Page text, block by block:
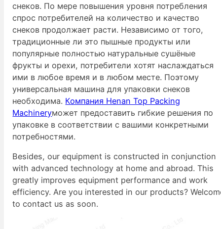
снеков. По мере повышения уровня потребления
спрос потребителей на количество и качество
снеков продолжает расти. Независимо от того,
традиционные ли это пышные продукты или
популярные полностью натуральные сушёные
фрукты и орехи, потребители хотят наслаждаться
ими в любое время и в любом месте. Поэтому
универсальная машина для упаковки снеков
необходима. Компания Henan Top Packing
Machineryможет предоставить гибкие решения по
упаковке в соответствии с вашими конкретными
потребностями.
Besides, our equipment is constructed in conjunction
with advanced technology at home and abroad. This
greatly improves equipment performance and work
efficiency. Are you interested in our products?
to contact us as soon.